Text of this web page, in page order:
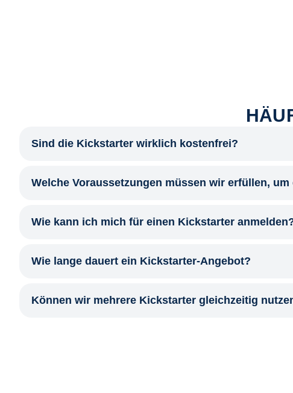
Sind die Kickstarter wirklich kostenfrei?
Welche Voraussetzungen müssen wir erfüllen,
Wie kann ich mich für einen Kickstarter
Wie lange dauert ein Kickstarter-Angebot?
Können wir mehrere Kickstarter gleichzeitig